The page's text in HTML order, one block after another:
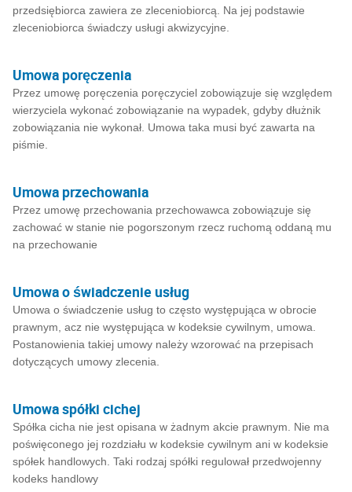
przedsiębiorca zawiera ze zleceniobiorcą. Na jej podstawie
zleceniobiorca świadczy usługi akwizycyjne.
Umowa poręczenia
Przez umowę poręczenia poręczyciel zobowiązuje się względem
wierzyciela wykonać zobowiązanie na wypadek, gdyby dłużnik
zobowiązania nie wykonał. Umowa taka musi być zawarta na
piśmie.
Umowa przechowania
Przez umowę przechowania przechowawca zobowiązuje się
zachować w stanie nie pogorszonym rzecz ruchomą oddaną mu
na przechowanie
Umowa o świadczenie usług
Umowa o świadczenie usług to często występująca w obrocie
prawnym, acz nie występująca w kodeksie cywilnym, umowa.
Postanowienia takiej umowy należy wzorować na przepisach
dotyczących umowy zlecenia.
Umowa spółki cichej
Spółka cicha nie jest opisana w żadnym akcie prawnym. Nie ma
poświęconego jej rozdziału w kodeksie cywilnym ani w kodeksie
spółek handlowych. Taki rodzaj spółki regulował przedwojenny
kodeks handlowy